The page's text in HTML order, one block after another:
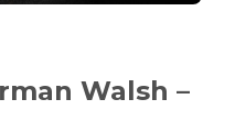
Walsh –